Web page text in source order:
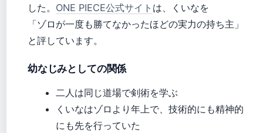
した。 ONE PIECE公式サイト は、くいなを
「ゾロが一度も勝てなかったほどの実力の持ち主」
と評しています。
幼なじみとしての関係
二人は同じ道場で剣術を学ぶ
くいなはゾロより年上で、技術的にも精神的
にも先を行っていた